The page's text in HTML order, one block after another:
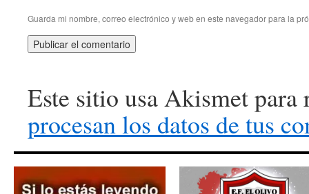
Guarda mi nombre, correo electrónico y web en este navegador para la
Este sitio usa Akismet
procesan los datos de tus